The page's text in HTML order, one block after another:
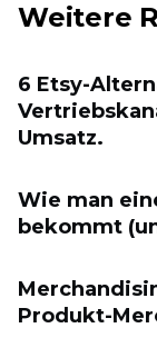
Weitere
6 Etsy-
Umsatz.
Wie man
bekommt
Produkt-